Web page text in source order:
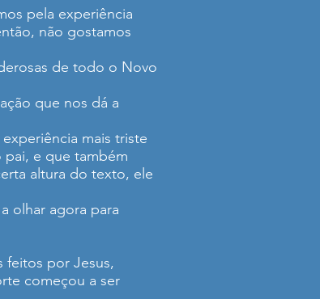
pela experiência
não gostamos
de todo o Novo
que nos dá a
mais triste
e que também
altura do texto, ele
olhar agora para
feitos por Jesus,
começou a ser